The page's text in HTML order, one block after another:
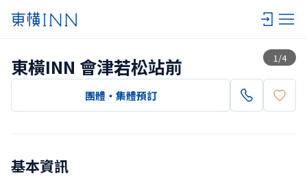
1 /4
查看一覽
東橫INN 會津若松站前
團體・集體預訂
基本資訊